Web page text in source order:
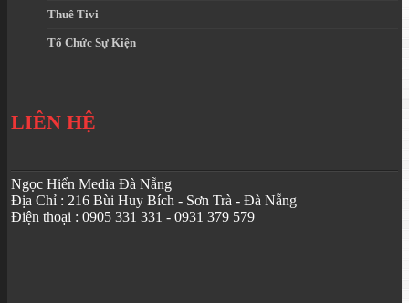
Thuê Tivi
Tổ Chức Sự Kiện
LIÊN HỆ
Ngọc Hiển Media Đà Nẵng
Địa Chỉ : 216 Bùi Huy Bích - Sơn Trà - Đà Nẵng
Điện thoại : 0905 331 331 - 0931 379 579